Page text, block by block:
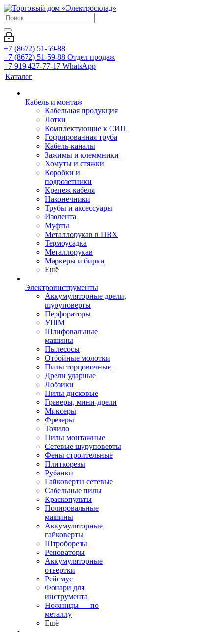
+7 (8672) 51-59-88
+7 (8672) 51-59-88 Отдел продаж
+7 919 427-77-17 WhatsApp
Каталог
Кабель и монтаж
Кабельная продукция
Лотки
Комплектующие к СИП
Гофрированная труба
Кабель-каналы
Зажимы и клеммники
Хомуты и стяжки
Коробки и
подрозетники
Крепеж кабеля
Наконечники
Трубы и аксессуары
Изолента
Муфты
Металлорукав в ПВХ
Термоусадка
Металлорукав
Маркеры и бирки
Ещё
Электроинструменты
Аккумуляторные дрели,
шуруповерты
Перфораторы
УШМ
Шлифовальные
машины
Пылесосы
Отбойные молотки
Пилы торцовочные
Дрели ударные
Лобзики
Пилы дисковые
Граверы, мини-дрели
Миксеры
Фрезеры
Точило
Пилы монтажные
Сетевые шуруповерты
Фены строительные
Плиткорезы
Рубанки
Гайковерты сетевые
Сабельные пилы
Краскопульты
Полировальные
машины
Аккумуляторные
гайковерты
Штроборезы
Реноваторы
Аккумуляторные
отвертки
Рейсмус
Фонари для
инструмента
Ножницы — по
металлу
Ещё